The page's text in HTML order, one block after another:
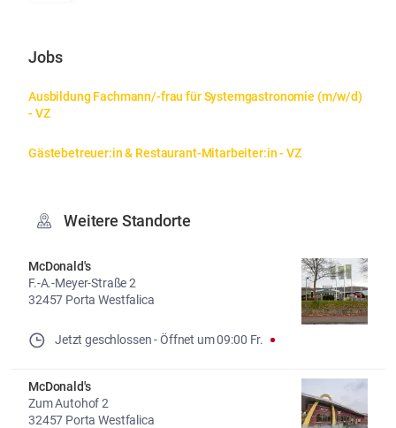
Jobs
Ausbildung Fachmann/-frau für Systemgastronomie (m/w/d)
- VZ
Gästebetreuer:in & Restaurant-Mitarbeiter:in - VZ
Weitere Standorte
McDonald's
F.-A.-Meyer-Straße 2
32457 Porta Westfalica
Jetzt geschlossen - Öffnet um09:00 Fr.
McDonald's
Zum Autohof 2
32457 Porta Westfalica